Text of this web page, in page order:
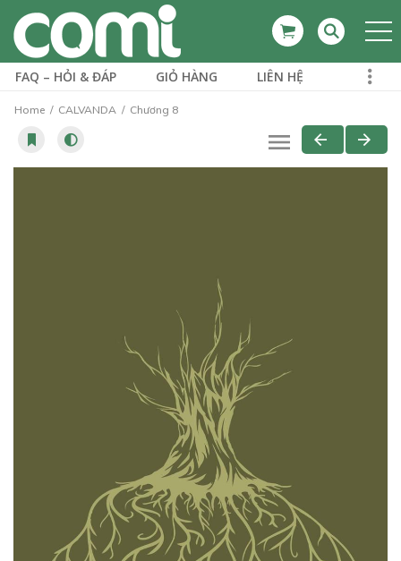
FAQ – HỎI & ĐÁP GIỎ HÀNG LIÊN HỆ
Home CALVANDA Chương 8